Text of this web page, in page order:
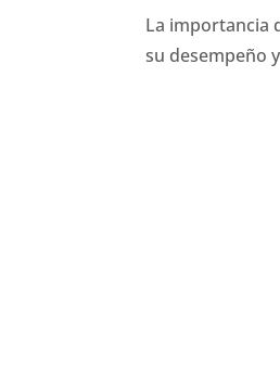
La importancia
su desempeño